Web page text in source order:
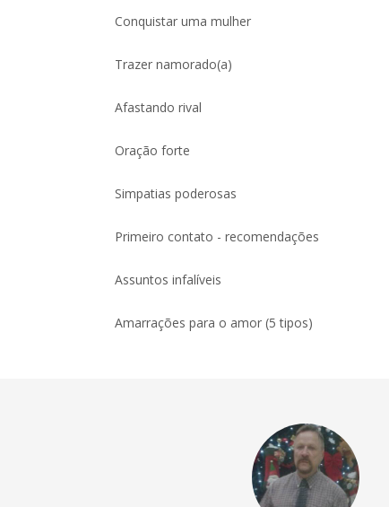
Conquistar uma mulher
Trazer namorado(a)
Afastando rival
Oração forte
Simpatias poderosas
Primeiro contato - recomendações
Assuntos infalíveis
Amarrações para o amor (5 tipos)